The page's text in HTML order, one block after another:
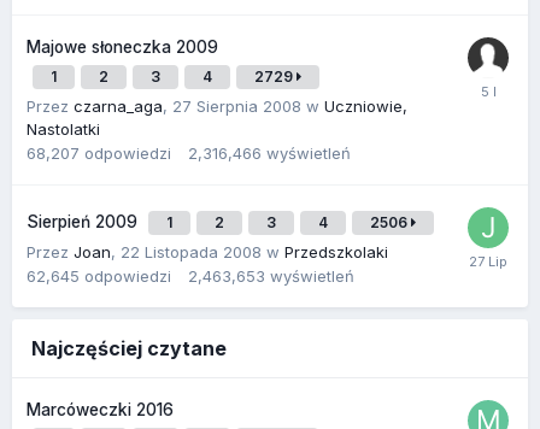
Majowe słoneczka 2009
1 2 3 4 2729
Przez czarna_aga, 27 Sierpnia 2008 w Uczniowie,
Nastolatki
68,207 odpowiedzi 2,316,466 wyświetleń
Sierpień 2009 1 2 3 4 2506
Przez Joan, 22 Listopada 2008 w Przedszkolaki
62,645 odpowiedzi 2,463,653 wyświetleń
Najczęściej czytane
Marcóweczki 2016